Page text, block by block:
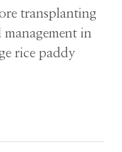
transplanting
in
rice paddy